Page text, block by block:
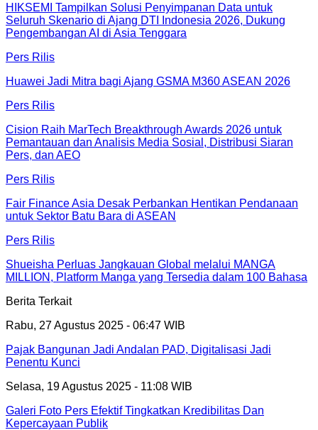
HIKSEMI Tampilkan Solusi Penyimpanan Data untuk
Seluruh Skenario di Ajang DTI Indonesia 2026, Dukung
Pengembangan AI di Asia Tenggara
Pers Rilis
Huawei Jadi Mitra bagi Ajang GSMA M360 ASEAN 2026
Pers Rilis
Cision Raih MarTech Breakthrough Awards 2026 untuk
Pemantauan dan Analisis Media Sosial, Distribusi Siaran
Pers, dan AEO
Pers Rilis
Fair Finance Asia Desak Perbankan Hentikan Pendanaan
untuk Sektor Batu Bara di ASEAN
Pers Rilis
Shueisha Perluas Jangkauan Global melalui MANGA
MILLION, Platform Manga yang Tersedia dalam 100 Bahasa
Berita Terkait
Rabu, 27 Agustus 2025 - 06:47 WIB
Pajak Bangunan Jadi Andalan PAD, Digitalisasi Jadi
Penentu Kunci
Selasa, 19 Agustus 2025 - 11:08 WIB
Galeri Foto Pers Efektif Tingkatkan Kredibilitas Dan
Kepercayaan Publik